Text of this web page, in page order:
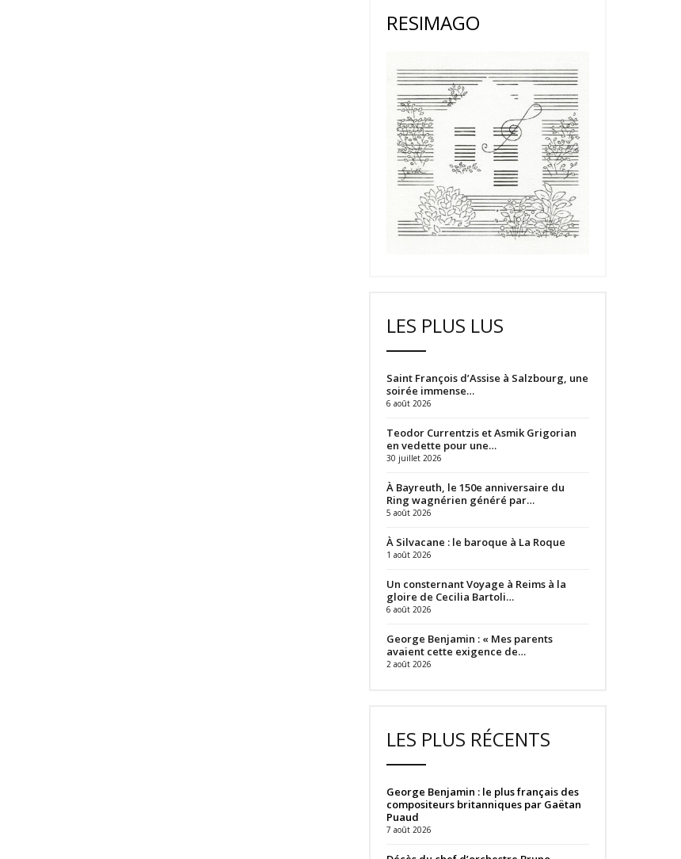
RESIMAGO
LES PLUS LUS
Saint François d’Assise à Salzbourg, une
soirée immense…
6 août 2026
Teodor Currentzis et Asmik Grigorian
en vedette pour une…
30 juillet 2026
À Bayreuth, le 150e anniversaire du
Ring wagnérien généré par…
5 août 2026
À Silvacane : le baroque à La Roque
1 août 2026
Un consternant Voyage à Reims à la
gloire de Cecilia Bartoli…
6 août 2026
George Benjamin : « Mes parents
avaient cette exigence de…
2 août 2026
LES PLUS RÉCENTS
George Benjamin : le plus français des
compositeurs britanniques par Gaëtan
Puaud
7 août 2026